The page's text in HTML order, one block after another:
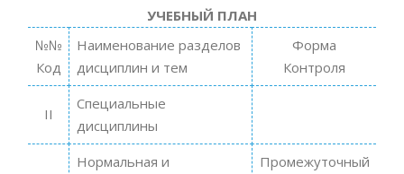
УЧЕБНЫЙ ПЛАН
№№
Код
Наименование разделов
дисциплин и тем
Форма
Контроля
II
Специальные
дисциплины
Нормальная и
Промежуточный